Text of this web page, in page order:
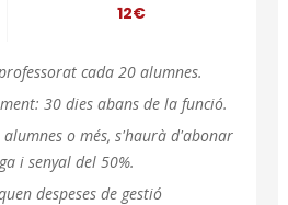
12€
cada 20 alumnes.
30 dies abans de la funció.
o més, s'haurà d'abonar
i senyal del 50%.
despeses de gestió